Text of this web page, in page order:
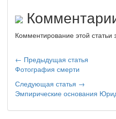
Комментирование этой статьи
← Предыдущая статья
Фотография смерти
Следующая статья →
Эмпирические основания